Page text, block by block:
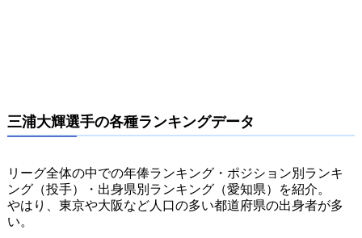
三浦大輝選手の各種ランキングデータ
リーグ全体の中での年俸ランキング・ポジション別ランキ
ング（投手）・出身県別ランキング（愛知県）を紹介。
やはり、東京や大阪など人口の多い都道府県の出身者が多
い。